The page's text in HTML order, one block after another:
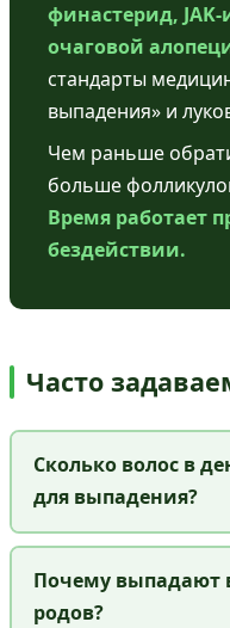
финастерид,
очаговой
стандарты
выпадения» и
Чем раньше
больше
Время работает
бездействии.
Часто
Сколько волос в
для выпадения?
Почему выпадают
родов?